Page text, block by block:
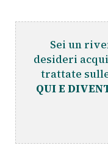
Sei un
desideri
trattate
QUI E